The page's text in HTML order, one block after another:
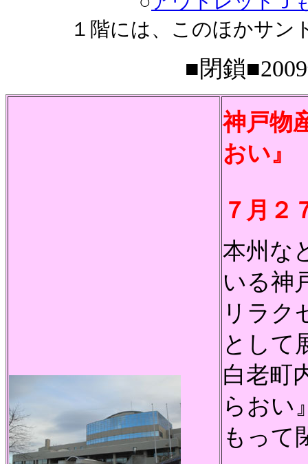
１階には、このほかサン
■閉鎖
神戸物
おい』
７月２
本州な
いる神
リラク
として
白老町
らおい
もって